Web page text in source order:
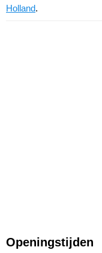
Holland.
Openingstijden